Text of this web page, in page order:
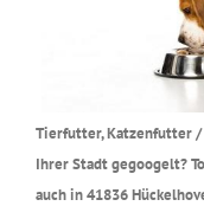
Tierfutter, Katzenfutter
Ihrer Stadt gegoogelt?
auch in 41836